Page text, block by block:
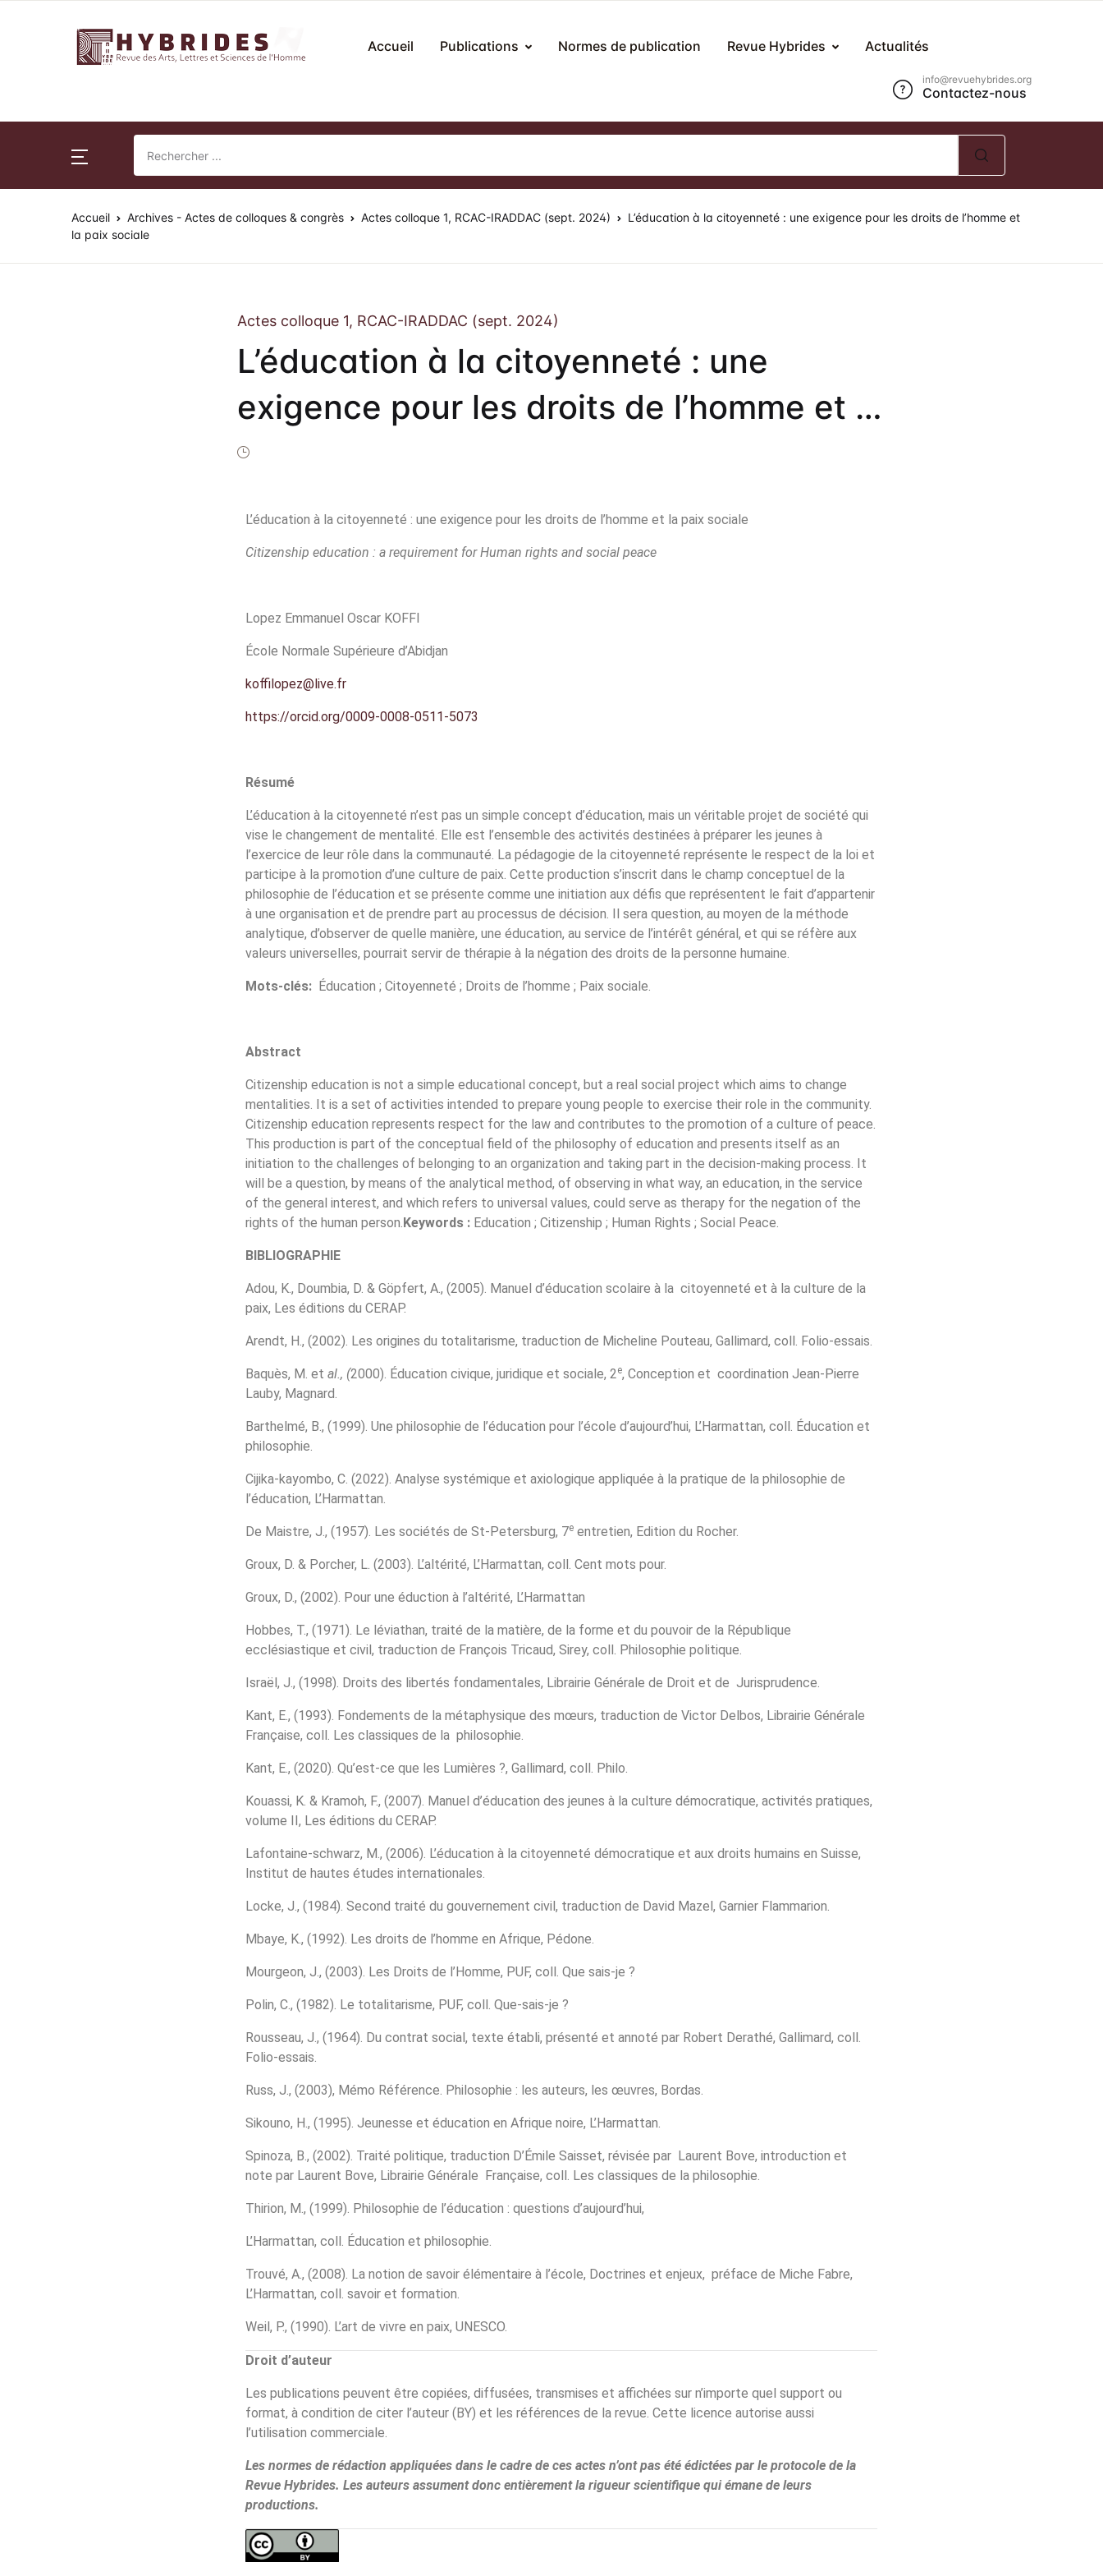
Accueil Publications Normes de publication Revue Hybrides Actualités
info@revuehybrides.org
Contactez-nous
Revue Hybrides
Numéros publiés
Numéros spéciaux
Actes de colloques et congrès
Revue Hybrides
Sur la révue
Processus éditorial
Comité éditorial
Politique d’évaluation (peer review)
Frais de publication
Politique de droit d’auteurs & Licence
Mot de passe *
Accueil Archives - Actes de colloques & congrès Actes colloque 1, RCAC-IRADDAC (sept. 2024)
L’éducation à la citoyenneté : une exigence pour les droits de l’homme et
la paix sociale
Actes colloque 1, RCAC-IRADDAC (sept. 2024)
L’éducation à la citoyenneté : une
exigence pour les droits de l’homme et la
paix sociale
L’éducation à la citoyenneté : une exigence pour les droits de l’homme et la paix sociale
Citizenship education : a requirement for Human rights and social peace
Lopez Emmanuel Oscar KOFFI
École Normale Supérieure d’Abidjan
koffilopez@live.fr
https://orcid.org/0009-0008-0511-5073
Résumé
L’éducation à la citoyenneté n’est pas un simple concept d’éducation, mais un véritable projet de société qui
vise le changement de mentalité. Elle est l’ensemble des activités destinées à préparer les jeunes à
l’exercice de leur rôle dans la communauté. La pédagogie de la citoyenneté représente le respect de la loi et
participe à la promotion d’une culture de paix. Cette production s’inscrit dans le champ conceptuel de la
philosophie de l’éducation et se présente comme une initiation aux défis que représentent le fait d’appartenir
à une organisation et de prendre part au processus de décision. Il sera question, au moyen de la méthode
analytique, d’observer de quelle manière, une éducation, au service de l’intérêt général, et qui se réfère aux
valeurs universelles, pourrait servir de thérapie à la négation des droits de la personne humaine.
Mots-clés: Éducation ; Citoyenneté ; Droits de l’homme ; Paix sociale.
Abstract
Citizenship education is not a simple educational concept, but a real social project which aims to change
mentalities. It is a set of activities intended to prepare young people to exercise their role in the community.
Citizenship education represents respect for the law and contributes to the promotion of a culture of peace.
This production is part of the conceptual field of the philosophy of education and presents itself as an
initiation to the challenges of belonging to an organization and taking part in the decision-making process. It
will be a question, by means of the analytical method, of observing in what way, an education, in the service
of the general interest, and which refers to universal values, could serve as therapy for the negation of the
rights of the human person.Keywords : Education ; Citizenship ; Human Rights ; Social Peace.
BIBLIOGRAPHIE
Adou, K., Doumbia, D. & Göpfert, A., (2005). Manuel d’éducation scolaire à la citoyenneté et à la culture de la
paix, Les éditions du CERAP.
Arendt, H., (2002). Les origines du totalitarisme, traduction de Micheline Pouteau, Gallimard, coll. Folio-essais.
Baquès, M. etal., (2000). Éducation civique, juridique et sociale, 2e, Conception et coordination Jean-Pierre
Lauby, Magnard.
Barthelmé, B., (1999). Une philosophie de l’éducation pour l’école d’aujourd’hui, L’Harmattan, coll. Éducation et
philosophie.
Cijika-kayombo, C. (2022). Analyse systémique et axiologique appliquée à la pratique de la philosophie de
l’éducation, L’Harmattan.
De Maistre, J., (1957). Les sociétés de St-Petersburg, 7e entretien, Edition du Rocher.
Groux, D. & Porcher, L. (2003). L’altérité, L’Harmattan, coll. Cent mots pour.
Groux, D., (2002). Pour une éduction à l’altérité, L’Harmattan
Hobbes, T., (1971). Le léviathan, traité de la matière, de la forme et du pouvoir de la République
ecclésiastique et civil, traduction de François Tricaud, Sirey, coll. Philosophie politique.
Israël, J., (1998). Droits des libertés fondamentales, Librairie Générale de Droit et de Jurisprudence.
Kant, E., (1993). Fondements de la métaphysique des mœurs, traduction de Victor Delbos, Librairie Générale
Française, coll. Les classiques de la philosophie.
Kant, E., (2020). Qu’est-ce que les Lumières ?, Gallimard, coll. Philo.
Kouassi, K. & Kramoh, F., (2007). Manuel d’éducation des jeunes à la culture démocratique, activités pratiques,
volume II, Les éditions du CERAP.
Lafontaine-schwarz, M., (2006). L’éducation à la citoyenneté démocratique et aux droits humains en Suisse,
Institut de hautes études internationales.
Locke, J., (1984). Second traité du gouvernement civil, traduction de David Mazel, Garnier Flammarion.
Mbaye, K., (1992). Les droits de l’homme en Afrique, Pédone.
Mourgeon, J., (2003). Les Droits de l’Homme, PUF, coll. Que sais-je ?
Polin, C., (1982). Le totalitarisme, PUF, coll. Que-sais-je ?
Rousseau, J., (1964). Du contrat social, texte établi, présenté et annoté par Robert Derathé, Gallimard, coll.
Folio-essais.
Russ, J., (2003), Mémo Référence. Philosophie : les auteurs, les œuvres, Bordas.
Sikouno, H., (1995). Jeunesse et éducation en Afrique noire, L’Harmattan.
Spinoza, B., (2002). Traité politique, traduction D’Émile Saisset, révisée par Laurent Bove, introduction et
note par Laurent Bove, Librairie Générale Française, coll. Les classiques de la philosophie.
Thirion, M., (1999). Philosophie de l’éducation : questions d’aujourd’hui,
L’Harmattan, coll. Éducation et philosophie.
Trouvé, A., (2008). La notion de savoir élémentaire à l’école, Doctrines et enjeux, préface de Miche Fabre,
L’Harmattan, coll. savoir et formation.
Weil, P., (1990). L’art de vivre en paix, UNESCO.
Droit d’auteur
Les publications peuvent être copiées, diffusées, transmises et affichées sur n’importe quel support ou
format, à condition de citer l’auteur (BY) et les références de la revue. Cette licence autorise aussi
l’utilisation commerciale.
Les normes de rédaction appliquées dans le cadre de ces actes n’ont pas été édictées par le protocole de la
Revue Hybrides. Les auteurs assument donc entièrement la rigueur scientifique qui émane de leurs
productions.